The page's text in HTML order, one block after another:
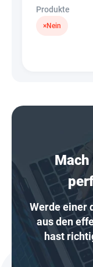
Produkte
×Nein
Werde einer
aus den
hast